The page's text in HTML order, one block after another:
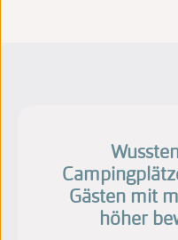
Gästen mit
höher